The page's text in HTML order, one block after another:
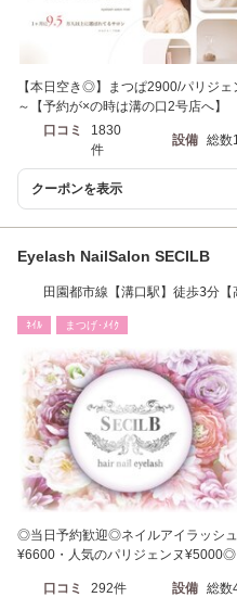
【本日空き◎】まつぱ2900/パリジ
～【予約が×の時は溝の口2号店へ】
口コミ
1830
件
設備 総数
クーポンを表示
Eyelash NailSalon SECILB
田園都市線【溝口駅】徒歩3分
ﾈｲﾙ まつげ･ﾒｲｸ
◎当日予約歓迎◎ネイルアイラッシ
¥6600・人気のパリジェンヌ¥5000◎
口コミ 292件 設備 総数